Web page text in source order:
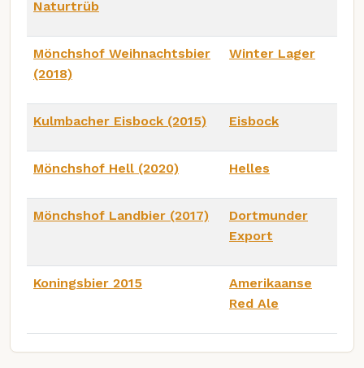
Naturtrüb
Mönchshof Weihnachtsbier
(2018)
Winter Lager
Kulmbacher Eisbock (2015) Eisbock
Mönchshof Hell (2020) Helles
Mönchshof Landbier (2017)
Dortmunder
Export
Koningsbier 2015
Amerikaanse
Red Ale